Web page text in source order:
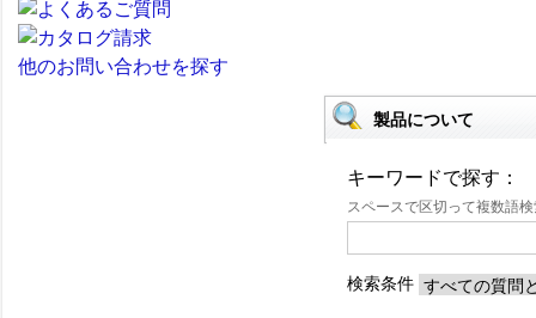
他のお問い合わせを探す
製品について
キーワードで探す：
スペースで区切って複数語
検索条件